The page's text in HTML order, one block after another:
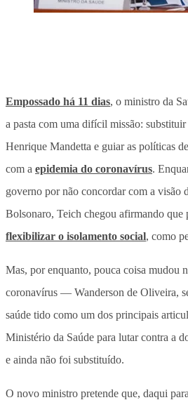
Empossado há 11 dias, o ministro da
a pasta com uma difícil missão:
Henrique Mandetta e guiar as políticas
com a epidemia do coronavírus.
governo por não concordar com a visão
Bolsonaro, Teich chegou afirmando que
flexibilizar o isolamento social, como
Mas, por enquanto, pouca coisa mudou
coronavírus — Wanderson de Oliveira,
saúde tido como um dos principais
Ministério da Saúde para lutar contra a
e ainda não foi substituído.
O novo ministro pretende que, daqui